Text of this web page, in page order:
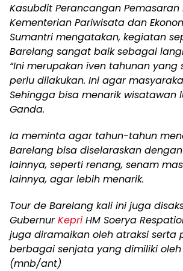
Kasubdit Perancangan Pemasaran
Kementerian Pariwisata dan
Sumantri mengatakan, kegiatan
Barelang sangat baik sebagai
“Ini merupakan iven tahunan yang
perlu dilakukan. Ini agar
Sehingga bisa menarik wisatawan
Ganda.
Ia meminta agar tahun-tahun
Barelang bisa diselaraskan
lainnya, seperti renang, senam
lainnya, agar lebih menarik.
Tour de Barelang kali ini juga
GubernurKepri HM Soerya
juga diramaikan oleh atraksi serta
berbagai senjata yang dimiliki oleh
(mnb/ant)